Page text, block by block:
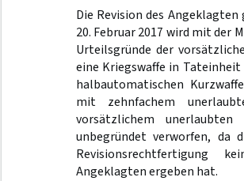
Die Revision des
20. Februar 2017 wird mit der
Urteilsgründe der
eine Kriegswaffe in
halbautomatischen
mit zehnfachem
vorsätzlichem
unbegründet verworfen, da
Revisionsrechtfertigung
Angeklagten ergeben hat.